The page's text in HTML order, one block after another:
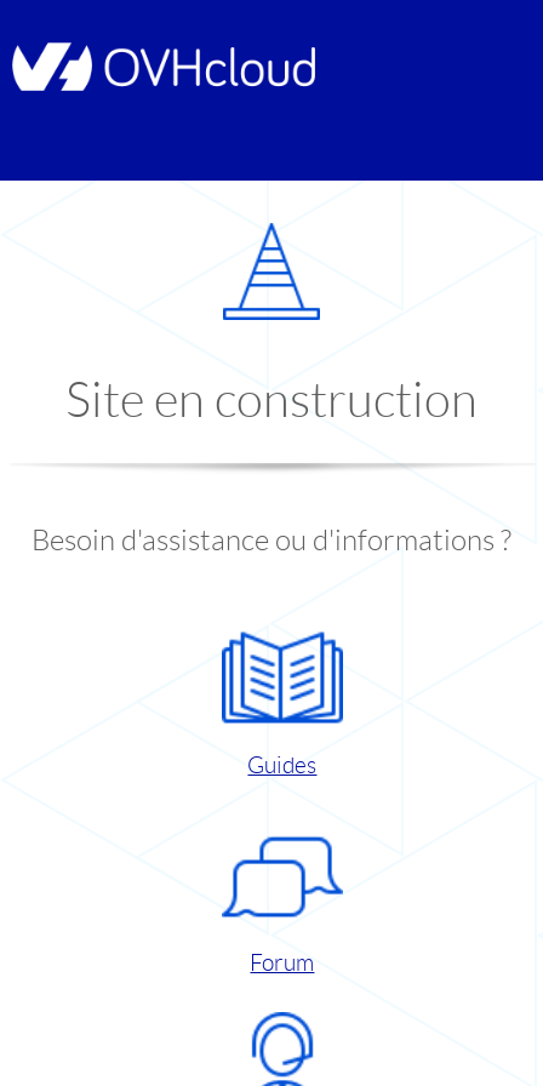
Site en construction
Besoin d'assistance ou d'informations ?
Guides
Forum